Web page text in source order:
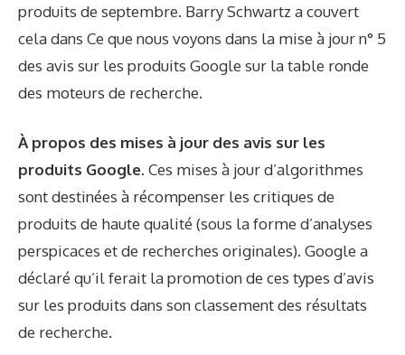
produits de septembre. Barry Schwartz a couvert
cela dans Ce que nous voyons dans la mise à jour n° 5
des avis sur les produits Google sur la table ronde
des moteurs de recherche.
À propos des mises à jour des avis sur les
produits Google. Ces mises à jour d’algorithmes
sont destinées à récompenser les critiques de
produits de haute qualité (sous la forme d’analyses
perspicaces et de recherches originales). Google a
déclaré qu’il ferait la promotion de ces types d’avis
sur les produits dans son classement des résultats
de recherche.